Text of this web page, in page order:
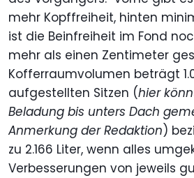
mehr Kopffreiheit, hinten
ist die Beinfreiheit im Fond
mehr als einen Zentimeter
Kofferraumvolumen beträgt
aufgestellten Sitzen (hier
Beladung bis unters Dach
Anmerkung der Redaktion)
zu 2.166 Liter, wenn alles
Verbesserungen von jeweils